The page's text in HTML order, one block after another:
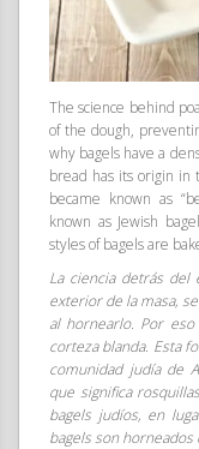
The science behind
of the dough,
why bagels have a
bread has its origin in
became known as
known as Jewish
styles of bagels are
La ciencia detrás del
exterior de la masa,
al hornearlo. Por
corteza blanda. Esta
comunidad judía de
que significa
bagels judíos, en
bagels son